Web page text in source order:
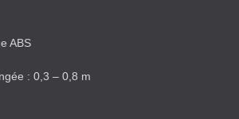
ABS
: 0,3 – 0,8 m